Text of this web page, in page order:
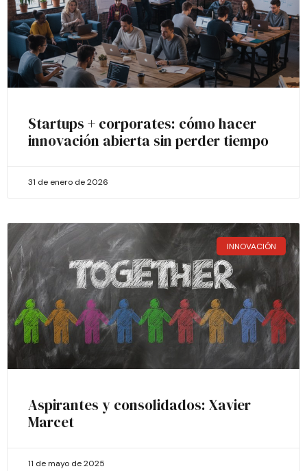
Startups + corporates: cómo hacer
innovación abierta sin perder tiempo
31 de enero de 2026
INNOVACIÓN
Aspirantes y consolidados: Xavier
Marcet
11 de mayo de 2025